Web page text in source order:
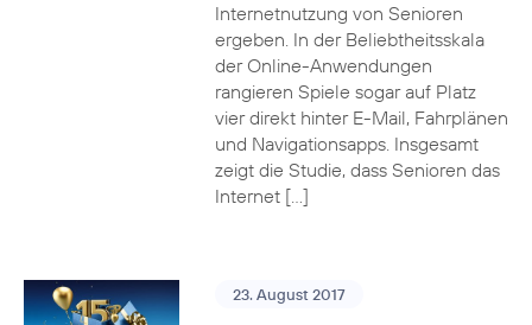
Internetnutzung von Senioren
ergeben. In der Beliebtheitsskala
der Online-Anwendungen
rangieren Spiele sogar auf Platz
vier direkt hinter E-Mail, Fahrplänen
und Navigationsapps. Insgesamt
zeigt die Studie, dass Senioren das
Internet […]
23. August 2017